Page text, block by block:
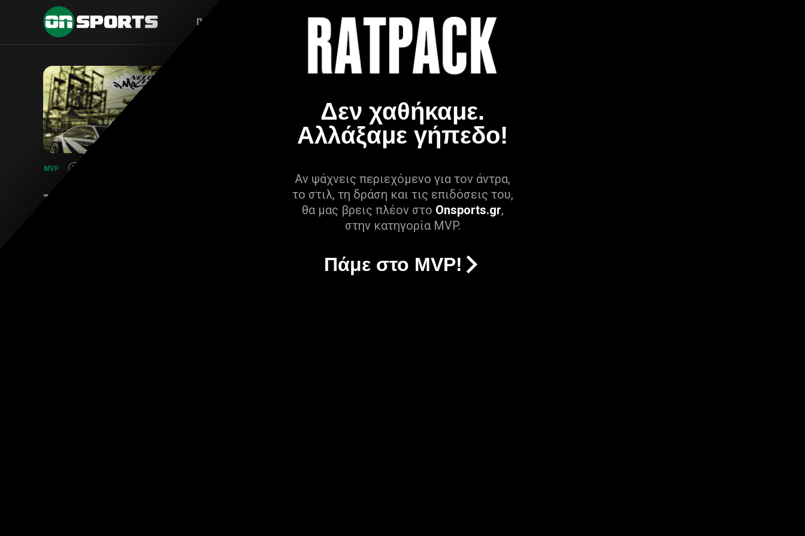
Δεν χαθήκαμε.
Αλλάξαμε γήπεδο!
Αν ψάχνεις περιεχόμενο για τον άντρα,
το στιλ, τη δράση και τις επιδόσεις του,
θα μας βρεις πλέον στο Onsports.gr,
στην κατηγορία MVP.
Πάμε στο MVP!